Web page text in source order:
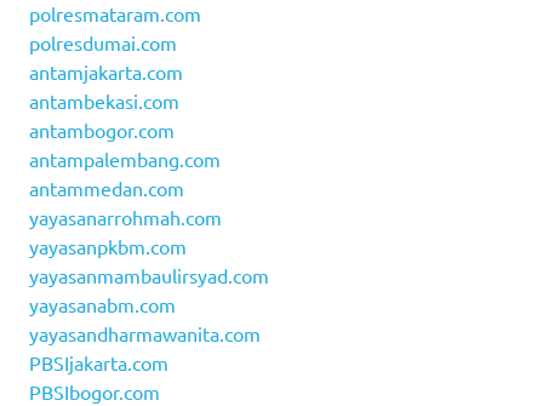
polresmataram.com
polresdumai.com
antamjakarta.com
antambekasi.com
antambogor.com
antampalembang.com
antammedan.com
yayasanarrohmah.com
yayasanpkbm.com
yayasanmambaulirsyad.com
yayasanabm.com
yayasandharmawanita.com
PBSIjakarta.com
PBSIbogor.com